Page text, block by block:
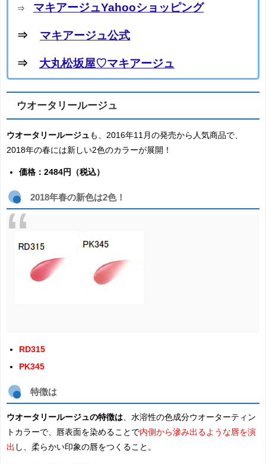
⇒ マキアージュYahooショッピング
⇒ マキアージュ公式
⇒ 大丸松坂屋♡マキアージュ
ウオータリールージュ
ウオータリールージュ も、2016年11月の発売から人気商品で、
2018年の春には新しい2色のカラーが展開！
価格：2484円（税込）
2018年春の新色は2色！
RD315
PK345
特徴は
ウオータリールージュの特徴は
水溶性の色成分ウオーターティン
トカラーで、唇表面を染めることで内側から滲み出るような唇を演
出 し、柔らかい印象の唇をつくること。